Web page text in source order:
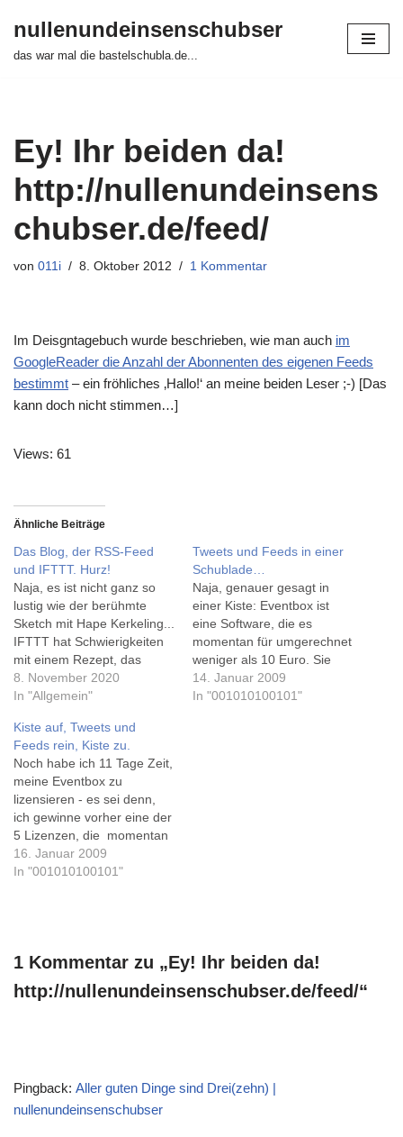
Zum
nullenundeinsenschubser
das war mal die bastelschubla.de...
Ey! Ihr beiden da!
http://nullenundeinsens
chubser.de/feed/
von 011i 8. Oktober 2012 1 Kommentar
Im Deisgntagebuch wurde beschrieben, wie man auch im
GoogleReader die Anzahl der Abonnenten des eigenen Feeds
bestimmt – ein fröhliches ‚Hallo!‘ an meine beiden Leser ;-) [Das
kann doch nicht stimmen…]
Views: 61
Ähnliche Beiträge
Das Blog, der RSS-Feed
und IFTTT. Hurz!
Naja, es ist nicht ganz so
lustig wie der berühmte
Sketch mit Hape Kerkeling...
IFTTT hat Schwierigkeiten
mit einem Rezept, das
meine Twitter-Bio
aktualisiert, sobald ich einen
Vorhin bemerkte ich, dass
dies zuletzt am 20.10.
funktioniert hat. Eine
Aktualisierung scheiterte,
weil der RSS-Feed nicht
erreichbar sei. Zu…
8. November 2020
In "Allgemein"
Tweets und Feeds in einer
Schublade…
Naja, genauer gesagt in
einer Kiste: Eventbox ist
eine Software, die es
momentan für umgerechnet
weniger als 10 Euro. Sie
fasst nicht nur Tweets,
Replies, Direct Messages
14. Januar 2009
In "001010100101"
Kiste auf, Tweets und
Feeds rein, Kiste zu.
Noch habe ich 11 Tage Zeit,
meine Eventbox zu
lizensieren - es sei denn,
ich gewinne vorher eine der
5 Lizenzen, die momentan
auf apfelquak.de verlost
werden...
16. Januar 2009
In "001010100101"
1 Kommentar zu „Ey! Ihr beiden da!
http://nullenundeinsenschubser.de/feed/“
Pingback: Aller guten Dinge sind Drei(zehn) |
nullenundeinsenschubser